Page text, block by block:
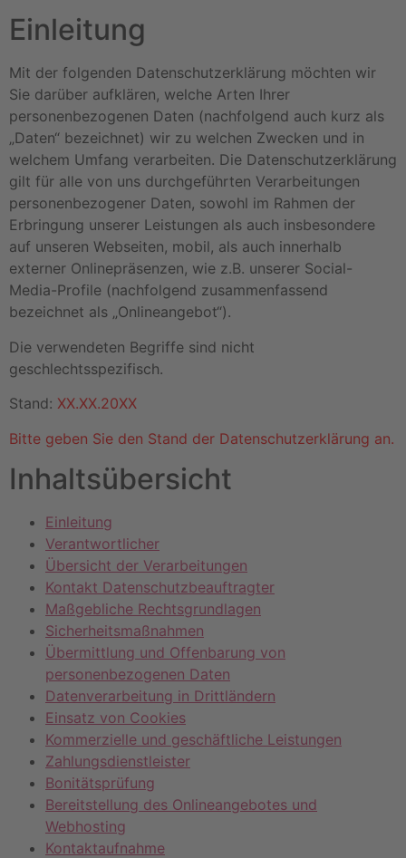
Einleitung
Mit der folgenden Datenschutzerklärung möchten wir
Sie darüber aufklären, welche Arten Ihrer
personenbezogenen Daten (nachfolgend auch kurz als
„Daten“ bezeichnet) wir zu welchen Zwecken und in
welchem Umfang verarbeiten. Die Datenschutzerklärung
gilt für alle von uns durchgeführten Verarbeitungen
personenbezogener Daten, sowohl im Rahmen der
Erbringung unserer Leistungen als auch insbesondere
auf unseren Webseiten, mobil, als auch innerhalb
externer Onlinepräsenzen, wie z.B. unserer Social-
Media-Profile (nachfolgend zusammenfassend
bezeichnet als „Onlineangebot“).
Die verwendeten Begriffe sind nicht
geschlechtsspezifisch.
Stand: XX.XX.20XX
Bitte geben Sie den Stand der Datenschutzerklärung an.
Inhaltsübersicht
Einleitung
Verantwortlicher
Übersicht der Verarbeitungen
Kontakt Datenschutzbeauftragter
Maßgebliche Rechtsgrundlagen
Sicherheitsmaßnahmen
Übermittlung und Offenbarung von
personenbezogenen Daten
Datenverarbeitung in Drittländern
Einsatz von Cookies
Kommerzielle und geschäftliche Leistungen
Zahlungsdienstleister
Bonitätsprüfung
Bereitstellung des Onlineangebotes und
Webhosting
Kontaktaufnahme